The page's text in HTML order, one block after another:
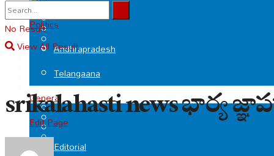
Politics
Andhrapradesh
Telangaana
General
Edit Page
Editorial
No Result
View All Result
srikalahasti news భార్య